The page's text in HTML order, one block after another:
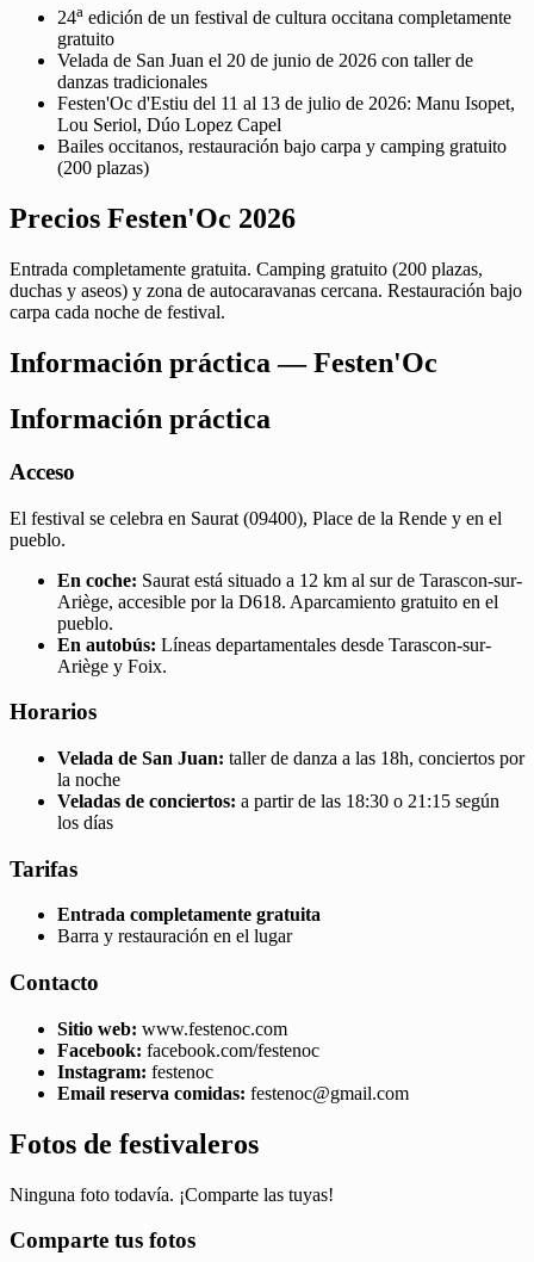
24a edición de un festival de cultura occitana completamente
gratuito
Velada de San Juan el 20 de junio de 2026 con taller de
danzas tradicionales
Festen'Oc d'Estiu del 11 al 13 de julio de 2026: Manu Isopet,
Lou Seriol, Dúo Lopez Capel
Bailes occitanos, restauración bajo carpa y camping gratuito
(200 plazas)
Precios Festen'Oc 2026
Entrada completamente gratuita. Camping gratuito (200 plazas,
duchas y aseos) y zona de autocaravanas cercana. Restauración bajo
carpa cada noche de festival.
Información práctica — Festen'Oc
Información práctica
Acceso
El festival se celebra en Saurat (09400), Place de la Rende y en el
pueblo.
En coche: Saurat está situado a 12 km al sur de Tarascon-sur-
Ariège, accesible por la D618. Aparcamiento gratuito en el
pueblo.
En autobús: Líneas departamentales desde Tarascon-sur-
Ariège y Foix.
Horarios
Velada de San Juan: taller de danza a las 18h, conciertos por
la noche
Veladas de conciertos: a partir de las 18:30 o 21:15 según
los días
Tarifas
Entrada completamente gratuita
Barra y restauración en el lugar
Contacto
Sitio web: www.festenoc.com
Facebook: facebook.com/festenoc
Instagram: festenoc
Email reserva comidas: festenoc@gmail.com
Fotos de festivaleros
Ninguna foto todavía. ¡Comparte las tuyas!
Comparte tus fotos